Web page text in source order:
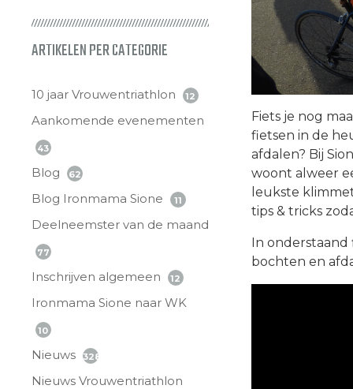
ARTIKELEN PER CATEGORIE
10 jaar Vrouwentriathlon 12
Aankomende evenementen
43
Blog 62
Blog Ironmama Sione 11
Deelneemster van de maand
77
Inschrijven algemeen 12
Ironmama Sione naar WK
10
Nieuws 328
Nieuws Vrouwentriathlon
Fiets je nog
fietsen in de
afdalen? Bij
woont alweer
leukste
tips & tricks
In
bochten en